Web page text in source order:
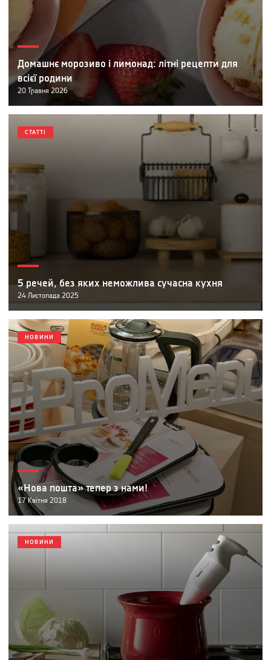
Домашнє морозиво і лимонад: літні рецепти для
всієї родини
20 Травня 2026
СТАТТІ
5 речей, без яких неможлива сучасна кухня
24 Листопада 2025
НОВИНИ
«Нова пошта» тепер з нами!
17 Квітня 2018
НОВИНИ